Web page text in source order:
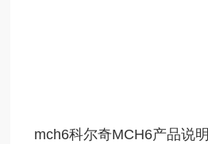
mch6科尔奇MCH6产品说明